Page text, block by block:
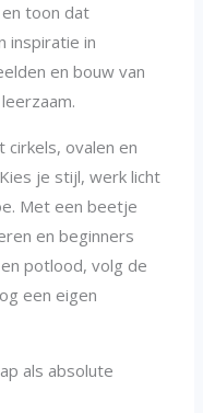
toon dat
inspiratie in
en bouw van
ovalen en
je stijl, werk licht
Met een beetje
en beginners
potlood, volg de
een eigen
als absolute